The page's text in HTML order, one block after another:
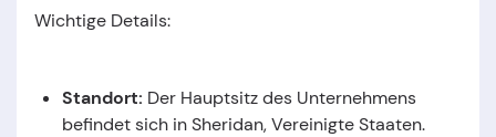
Wichtige Details:
Standort: Der Hauptsitz des Unternehmens
befindet sich in Sheridan, Vereinigte Staaten.